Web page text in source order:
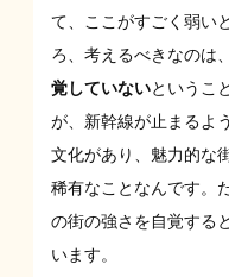
て、ここがすごく弱い
ろ、考えるべきなのは、
覚していないというこ
が、新幹線が止まるよ
文化があり、魅力的な
稀有なことなんです。
の街の強さを自覚する
います。